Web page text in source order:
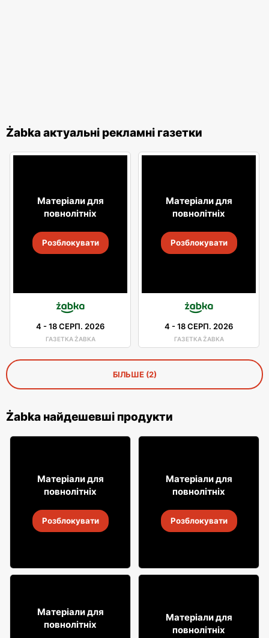
Żabka актуальні рекламні газетки
Матеріали для
повнолітніх
Розблокувати
4 -18 СЕРП. 2026
ГАЗЕТКА ŻABKA
Матеріали для
повнолітніх
Розблокувати
4 -18 СЕРП. 2026
ГАЗЕТКА ŻABKA
БІЛЬШЕ (2)
Żabka найдешевші продукти
3199
Алкогольні напої Soplica
18 серп. 2026
Матеріали для
повнолітніх
Розблокувати
49
Алкогольні напої Soplica
18 серп. 2026
Матеріали для
повнолітніх
Розблокувати
4999
Матеріали для
повнолітніх
7 99
Матеріали для
повнолітніх